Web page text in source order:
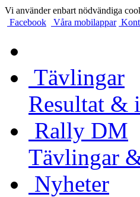
Vi använder enbart nödvändiga
Facebook
Våra mobilappar
Tävlingar
Resultat &
Rally DM
Tävlingar
Nyheter